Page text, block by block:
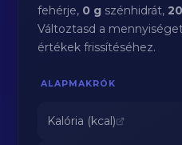
fehérje, 0 g szénhidrát,
Változtasd a
értékek frissítéséhez.
ALAPMAKRÓK
Kalória (kcal)